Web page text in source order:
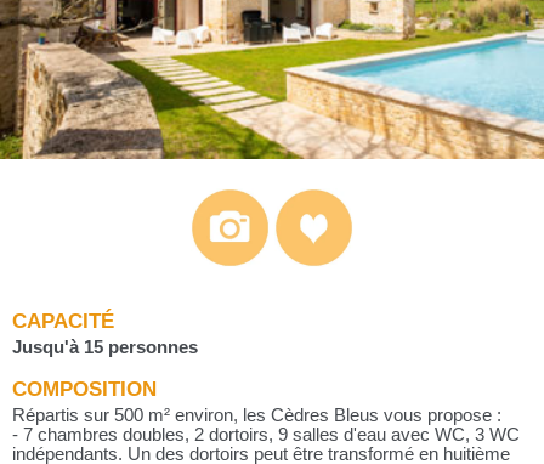
CAPACITÉ
Jusqu'à 15 personnes
COMPOSITION
Répartis sur 500 m² environ, les Cèdres Bleus vous propose :
- 7 chambres doubles, 2 dortoirs, 9 salles d'eau avec WC, 3 WC
indépendants. Un des dortoirs peut être transformé en huitième